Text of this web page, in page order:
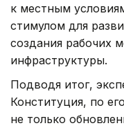
к местным
стимулом для
создания рабочих
инфраструктуры.
Подводя итог,
Конституция, по
не только